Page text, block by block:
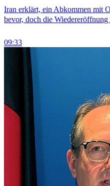
Iran erklärt, ein Abkommen mit
bevor, doch die
09:33